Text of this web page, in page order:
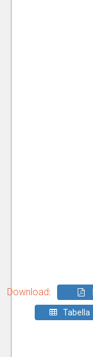
Download:
Tabella